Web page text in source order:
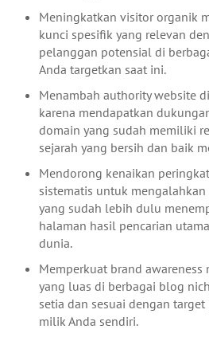
Meningkatkan visitor organik
kunci spesifik yang relevan
pelanggan potensial di
Anda targetkan saat ini.
Menambah authority website
karena mendapatkan
domain yang sudah memiliki
sejarah yang bersih dan baik
Mendorong kenaikan
sistematis untuk
yang sudah lebih dulu
halaman hasil pencarian
dunia.
Memperkuat brand
yang luas di berbagai blog
setia dan sesuai dengan
milik Anda sendiri.